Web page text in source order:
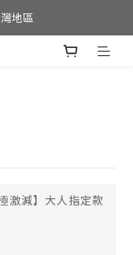
免運費;
地區
激減】大人指定款